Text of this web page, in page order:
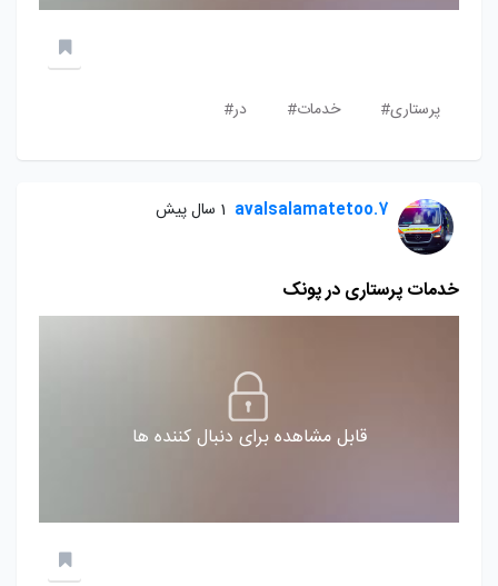
پرستاری# خدمات# در#
avalsalamatetoo.7 1 سال پیش
خدمات پرستاری در پونک
قابل مشاهده برای دنبال کننده ها